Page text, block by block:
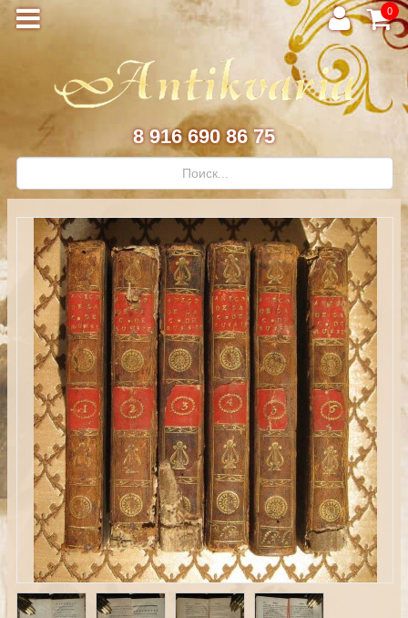
0
8 916 690 86 75